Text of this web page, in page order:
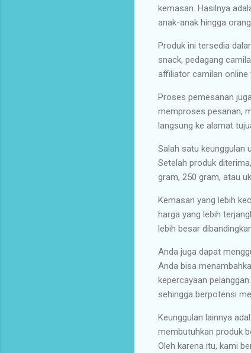
kemasan. Hasilnya
anak-anak hingga
Produk ini tersedia
snack, pedagang
affiliator camilan online
Proses pemesanan
memproses pesanan,
langsung ke alamat
Salah satu keunggulan
Setelah produk
gram, 250 gram, atau
Kemasan yang lebih
harga yang lebih
lebih besar
Anda juga dapat
Anda bisa
kepercayaan
sehingga berpotensi
Keunggulan lainnya
membutuhkan produk
Oleh karena itu, kami